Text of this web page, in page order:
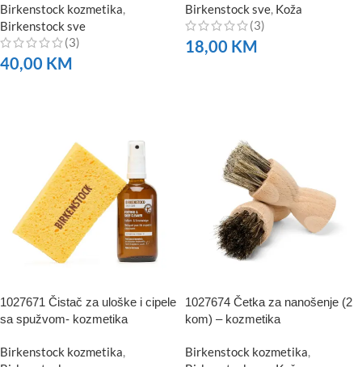
Birkenstock kozmetika
Birkenstock sve
(3)
40,00 KM
Birkenstock sve Koža
(3)
18,00 KM
1027671 Čistač za uloške i cipele
sa spužvom- kozmetika
Birkenstock kozmetika
1027674 Četka za nanošenje (2
kom) – kozmetika
Birkenstock kozmetika